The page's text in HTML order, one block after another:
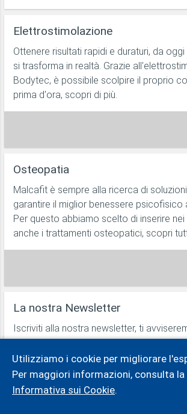
Elettrostimolazione
Ottenere risultati rapidi e duraturi, da
si trasforma in realtà. Grazie
Bodytec, è possibile scolpire il proprio
prima d'ora, scopri di più.
Osteopatia
Malcafit è sempre alla ricerca di
garantire il miglior benessere psicofisico
Per questo abbiamo scelto di inserire nei
anche i trattamenti osteopatici, scopri
La nostra Newsletter
Iscriviti alla nostra newsletter, ti
che ci sarà una promozione oppure un
inserisci il tuo indirizzo email
Utilizziamo i cookie per migliorare
Per maggiori informazioni, consulta
Informativa sui Cookie.